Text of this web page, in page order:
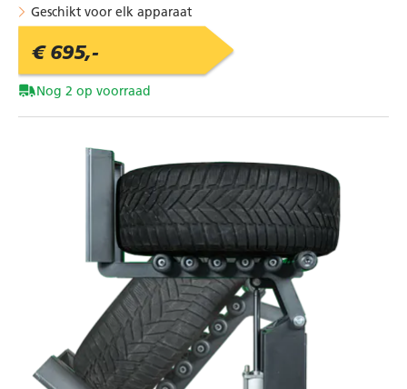
Geschikt voor elk apparaat
€ 695,-
Nog 2 op voorraad